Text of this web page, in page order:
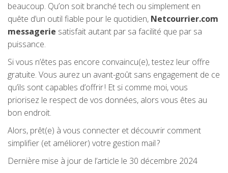
beaucoup. Qu’on soit branché tech ou simplement en
quête d’un outil fiable pour le quotidien, Netcourrier.com
messagerie satisfait autant par sa facilité que par sa
puissance.
Si vous n’êtes pas encore convaincu(e), testez leur offre
gratuite. Vous aurez un avant-goût sans engagement de ce
qu’ils sont capables d’offrir ! Et si comme moi, vous
priorisez le respect de vos données, alors vous êtes au
bon endroit.
Alors, prêt(e) à vous connecter et découvrir comment
simplifier (et améliorer) votre gestion mail ?
Dernière mise à jour de l’article le 30 décembre 2024